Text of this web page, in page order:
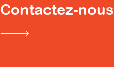
Contactez-nous